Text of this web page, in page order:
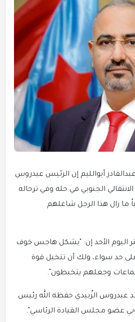
أبوالليم إن الرئيس عيدروس
الجنوبي في حله وفي ترحاله
ما زال هذا الرجل شاغلهم
اليوم الأحد إن: "يشكل هاجس خوف
على حد سواء، ولك أن تتخيل قوة
وجعلهم يتخبطون".
عيدروس الزُبيدي حفظه الله رئيس
عضو مجلس القيادة الرئاسي".